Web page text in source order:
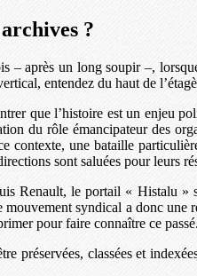
?
– après un long soupir –,
entendez du haut de
que l’histoire est un enjeu
du rôle émancipateur des
contexte, une bataille
sont saluées pour leurs
Renault, le portail « Histalu »
syndical a donc une
pour faire connaître ce passé.
préservées, classées et